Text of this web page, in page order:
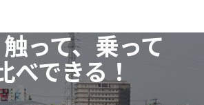
って、乗って
べできる！